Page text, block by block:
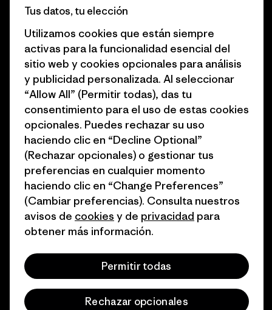
Business Unusual
Objetivos climáticos
1% for the Planet
Cómo financiamos
Tarjetas regalo
Encuentra una tienda
Empleo
Prensa
Programa para profesionales
del sector
Programa de afiliados
Mapa del sitio Patagonia
España
© 2026 Patagonia, Inc. Todos los derechos reservados.
español
Tus datos, tu elección
Utilizamos cookies que están siempre
activas para la funcionalidad esencial del
sitio web y cookies opcionales para análisis
y publicidad personalizada. Al seleccionar
“Allow All” (Permitir todas), das tu
consentimiento para el uso de estas cookies
opcionales. Puedes rechazar su uso
haciendo clic en “Decline Optional”
(Rechazar opcionales) o gestionar tus
preferencias en cualquier momento
haciendo clic en “Change Preferences”
(Cambiar preferencias). Consulta nuestros
avisos de cookies y de privacidad para
obtener más información.
Permitir todas
Rechazar opcionales